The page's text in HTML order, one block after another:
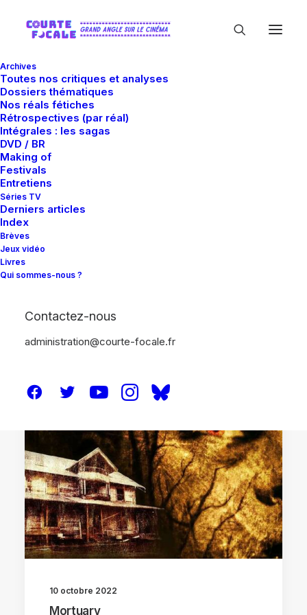
Archives
Toutes nos critiques et analyses
Dossiers thématiques
Nos réals fétiches
Rétrospectives (par réal)
Intégrales : les sagas
DVD / BR
Making of
Festivals
Entretiens
Séries TV
Derniers articles
Index
Brèves
Jeux vidéo
Livres
Qui sommes-nous ?
Contactez-nous
administration@courte-focale.fr
10 octobre 2022
Mortuary